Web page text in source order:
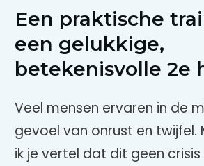
Een praktische
een gelukkige,
betekenisvolle 2e
Veel mensen ervaren in de
gevoel van onrust en twijfel.
ik je vertel dat dit geen